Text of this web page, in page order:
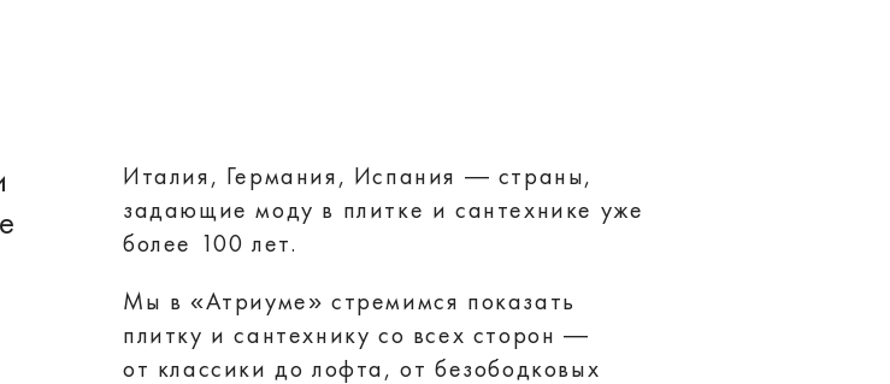
Италия, Германия, Испания — страны,
задающие моду в плитке и сантехнике уже
более 100 лет.
Мы в «Атриуме» стремимся показать
плитку и сантехнику со всех сторон —
от классики до лофта, от безободковых